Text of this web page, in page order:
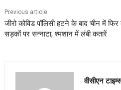
Previous article
जीरो कोविड पॉलिसी हटने के बाद चीन में फिर
सड़कों पर सन्नाटा, श्मशान में लंबी कतारें
वीसीएन